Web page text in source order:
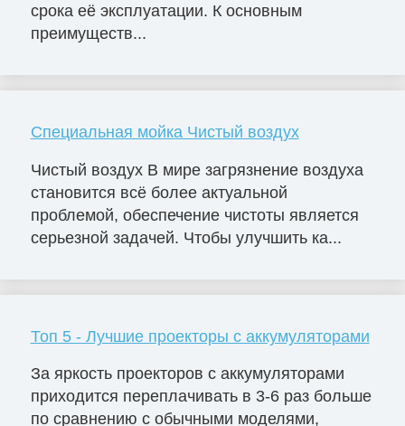
срока её эксплуатации. К основным
преимуществ...
Специальная мойка Чистый воздух
Чистый воздух В мире загрязнение воздуха
становится всё более актуальной
проблемой, обеспечение чистоты является
серьезной задачей. Чтобы улучшить ка...
Топ 5 - Лучшие проекторы с аккумуляторами
За яркость проекторов с аккумуляторами
приходится переплачивать в 3-6 раз больше
по сравнению с обычными моделями,